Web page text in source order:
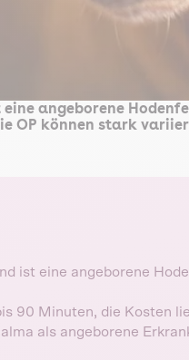
eine angeborene
OP können stark
ist eine angeborene
90 Minuten, die Kosten
als angeborene